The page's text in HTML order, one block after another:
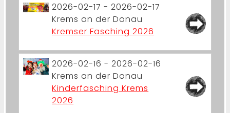
2026-02-17 - 2026-02-17
Krems an der Donau
Kremser Fasching 2026
2026-02-16 - 2026-02-16
Krems an der Donau
Kinderfasching Krems
2026